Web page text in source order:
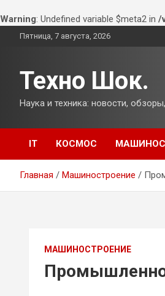
Warning: Undefined variable $meta2 in /
ПерейтиПятница, 7 августа, 2026
Техно Шок.
Наука и техника: новости,
IT КОСМОС
Главная Машиностроение
МАШИНОСТРОЕНИЕ